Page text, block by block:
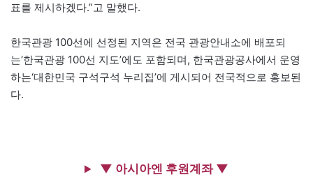
표를 제시하겠다.”고 말했다.
한국관광 100선에 선정된 지역은 전국 관광안내소에 배포되
는‘한국관광 100선 지도’에도 포함되며, 한국관광공사에서 운영
하는‘대한민국 구석구석 누리집’에 게시되어 전국적으로 홍보된
다.
▼ 아시아엔 후원계좌 ▼